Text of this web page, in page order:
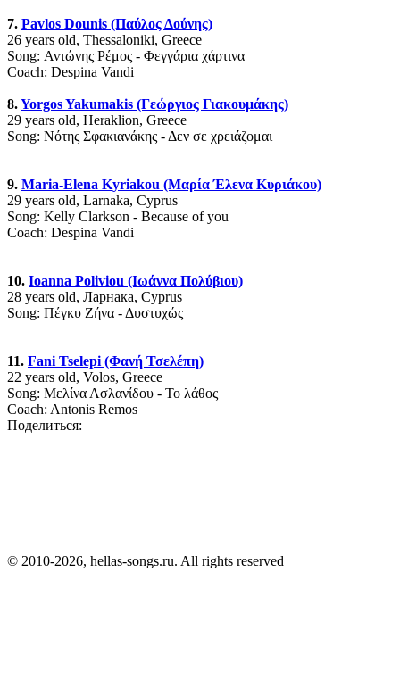
7. Pavlos Dounis (Παύλος Δούνης)
26 years old, Thessaloniki, Greece
Song: Αντώνης Ρέμος - Φεγγάρια χάρτινα
Coach: Despina Vandi
8.Yorgos Yakumakis (Γεώργιος Γιακουμάκης)
29 years old, Heraklion, Greece
Song: Νότης Σφακιανάκης - Δεν σε χρειάζομαι
9. Maria-Elena Kyriakou (Μαρία Έλενα Κυριάκου)
29 years old, Larnaka, Cyprus
Song: Kelly Clarkson - Because of you
Coach: Despina Vandi
10. Ioanna Poliviou (Ιωάννα Πολύβιου)
28 years old, Ларнака, Cyprus
Song: Πέγκυ Ζήνα - Δυστυχώς
11. Fani Tselepi (Φανή Τσελέπη)
22 years old, Volos, Greece
Song: Μελίνα Ασλανίδου - Το λάθος
Coach: Antonis Remos
Поделиться:
© 2010-2026, hellas-songs.ru. All rights reserved